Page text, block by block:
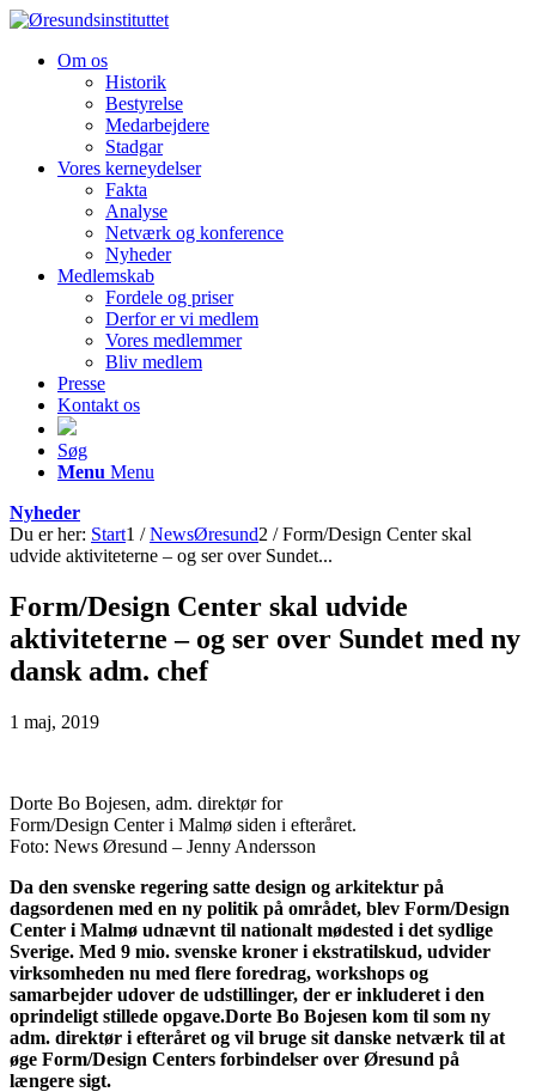
Om os
Historik
Bestyrelse
Medarbejdere
Stadgar
Vores kerneydelser
Fakta
Analyse
Netværk og konference
Nyheder
Medlemskab
Fordele og priser
Derfor er vi medlem
Vores medlemmer
Bliv medlem
Presse
Kontakt os
Søg
Menu Menu
Nyheder
Du er her: Start1 / NewsØresund2 / Form/Design Center skal
udvide aktiviteterne – og ser over Sundet...
Form/Design Center skal udvide
aktiviteterne – og ser over Sundet med ny
dansk adm. chef
1 maj, 2019
Dorte Bo Bojesen, adm. direktør for
Form/Design Center i Malmø siden i efteråret.
Foto: News Øresund – Jenny Andersson
Da den svenske regering satte design og arkitektur på
dagsordenen med en ny politik på området, blev Form/Design
Center i Malmø udnævnt til nationalt mødested i det sydlige
Sverige. Med 9 mio. svenske kroner i ekstratilskud, udvider
virksomheden nu med flere foredrag, workshops og
samarbejder udover de udstillinger, der er inkluderet i den
oprindeligt stillede opgave.Dorte Bo Bojesen kom til som ny
adm. direktør i efteråret og vil bruge sit danske netværk til at
øge Form/Design Centers forbindelser over Øresund på
længere sigt.